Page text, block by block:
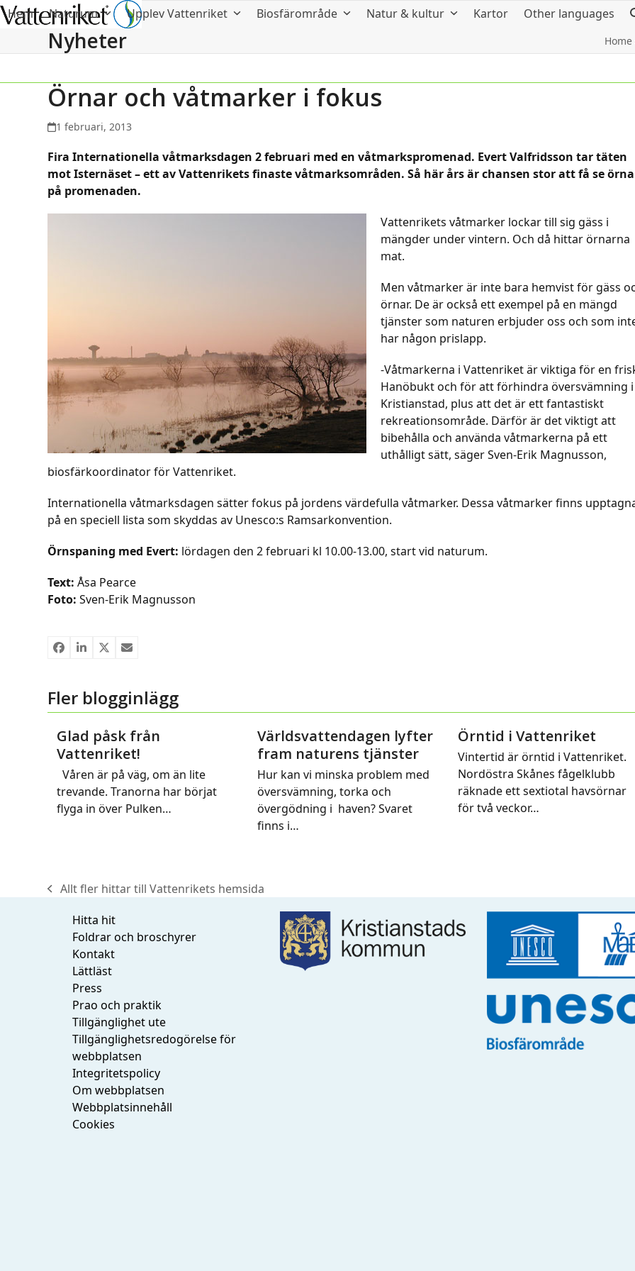
Hem Naturum Upplev Vattenriket Biosfärområde Natur & kultur Kartor Other languages
Nyheter Home
Örnar och våtmarker i fokus
1 februari, 2013
Fira Internationella våtmarksdagen 2 februari med en våtmarkspromenad. Evert Valfridsson tar täten
mot Isternäset – ett av Vattenrikets finaste våtmarksområden. Så här års är chansen stor att få se
på promenaden.
Vattenrikets våtmarker lockar till sig gäss i
mängder under vintern. Och då hittar örnarna
mat.
Men våtmarker är inte bara hemvist för gäss
örnar. De är också ett exempel på en mängd
tjänster som naturen erbjuder oss och som
har någon prislapp.
-Våtmarkerna i Vattenriket är viktiga för en
Hanöbukt och för att förhindra översvämning i
Kristianstad, plus att det är ett fantastiskt
rekreationsområde. Därför är det viktigt att
bibehålla och använda våtmarkerna på ett
uthålligt sätt, säger Sven-Erik Magnusson,
biosfärkoordinator för Vattenriket.
Internationella våtmarksdagen sätter fokus på jordens värdefulla våtmarker. Dessa våtmarker finns
på en speciell lista som skyddas av Unesco:s Ramsarkonvention.
Örnspaning med Evert: lördagen den 2 februari kl 10.00-13.00, start vid naturum.
Text: Åsa Pearce
Foto: Sven-Erik Magnusson
Fler blogginlägg
Glad påsk från
Vattenriket!
Våren är på väg, om än lite
trevande. Tranorna har börjat
flyga in över Pulken…
Världsvattendagen lyfter
fram naturens tjänster
Hur kan vi minska problem med
översvämning, torka och
övergödning i haven? Svaret
finns i…
Örntid i Vattenriket
Vintertid är örntid i Vattenriket.
Nordöstra Skånes fågelklubb
räknade ett sextiotal havsörnar
för två veckor…
previous
post:
Allt fler hittar till Vattenrikets hemsida
Hitta hit
Foldrar och broschyrer
Kontakt
Lättläst
Press
Prao och praktik
Tillgänglighet ute
Tillgänglighetsredogörelse för
webbplatsen
Integritetspolicy
Om webbplatsen
Webbplatsinnehåll
Cookies